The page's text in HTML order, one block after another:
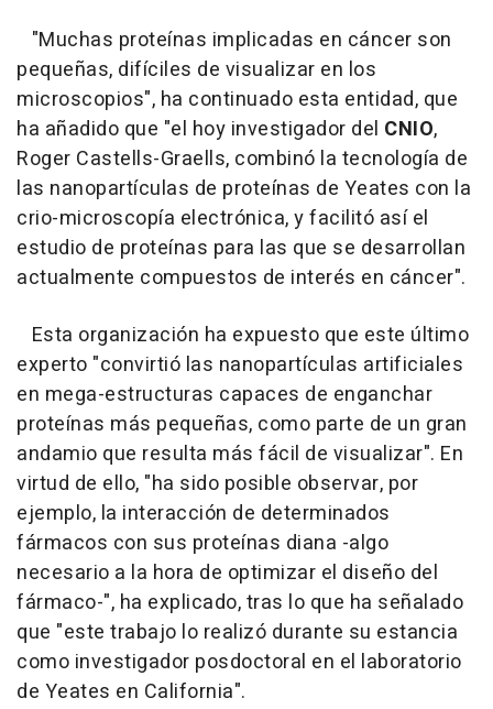
"Muchas proteínas implicadas en cáncer son
pequeñas, difíciles de visualizar en los
microscopios", ha continuado esta entidad, que
ha añadido que "el hoy investigador del CNIO,
Roger Castells-Graells, combinó la tecnología de
las nanopartículas de proteínas de Yeates con la
crio-microscopía electrónica, y facilitó así el
estudio de proteínas para las que se desarrollan
actualmente compuestos de interés en cáncer".
Esta organización ha expuesto que este último
experto "convirtió las nanopartículas artificiales
en mega-estructuras capaces de enganchar
proteínas más pequeñas, como parte de un gran
andamio que resulta más fácil de visualizar". En
virtud de ello, "ha sido posible observar, por
ejemplo, la interacción de determinados
fármacos con sus proteínas diana -algo
necesario a la hora de optimizar el diseño del
fármaco-", ha explicado, tras lo que ha señalado
que "este trabajo lo realizó durante su estancia
como investigador posdoctoral en el laboratorio
de Yeates en California".